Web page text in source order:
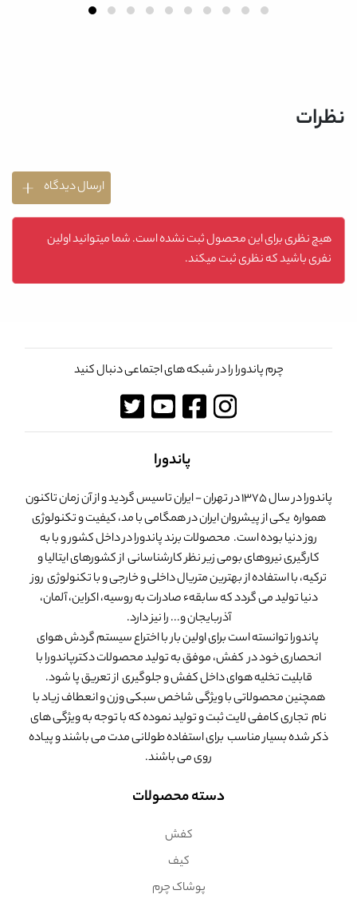
نظرات
ارسال دیدگاه
هیچ نظری برای این محصول ثبت نشده است. شما میتوانید اولین
نفری باشید که نظری ثبت میکند.
چرم پاندورا را در شبکه های اجتماعی دنبال کنید
پاندورا
پاندورا در سال 1375 در تهران - ایران تاسیس گردید و از آن زمان تاکنون
همواره یکی از پیشروان ایران در همگامی با مد، کیفیت و تکنولوژی
روز دنیا بوده است. محصولات برند پاندورا در داخل کشور و با به
کارگیری نیروهای بومی زیر نظر کارشناسانی از کشورهای ایتالیا و
ترکیه، با استفاده از بهترین متریال داخلی و خارجی و با تکنولوژی روز
دنیا تولید می گردد که سابقهء صادرات به روسیه، اکراین، آلمان،
آذربایجان و... را نیز دارد.
پاندورا توانسته است برای اولین بار با اختراع سیستم گردش هوای
انحصاری خود در کفش، موفق به تولید محصولات دکترپاندورا با
قابلیت تخلیه هوای داخل کفش و جلوگیری از تعریق پا شود.
همچنین محصولاتی با ویژگی شاخص سبکی وزن و انعطاف زیاد با
نام تجاری کامفی لایت ثبت و تولید نموده که با توجه به ویژگی های
ذکر شده بسیار مناسب برای استفاده طولانی مدت می باشند و پیاده
روی می باشند.
دسته محصولات
کفش
کیف
پوشاک چرم